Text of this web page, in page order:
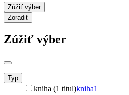
Zúžiť výber
Zoradiť
Zúžiť výber
Typ
kniha (1 titul)kniha1